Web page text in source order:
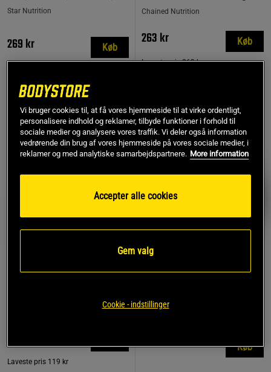
Star Nutrition
269 kr Køb
Chained Nutrition
263 kr
Laveste pris 263 kr
Køb
MEST SOLGTE
PRISFUND
774 anmeldelse
Laveste pris 119 kr
17 anmeldelser
Star Nutrition Gear
149 kr Køb
Vi bruger cookies til, at få vores hjemmeside til at virke ordentligt,
personalisere indhold og reklamer, tilbyde funktioner i forhold til
sociale medier og analysere vores traffik. Vi deler også information
vedrørende din brug af vores hjemmeside på vores sociale medier, i
reklamer og med analytiske samarbejdspartnere. More information
Accepter alle cookies
Gem valg
Cookie - indstillinger